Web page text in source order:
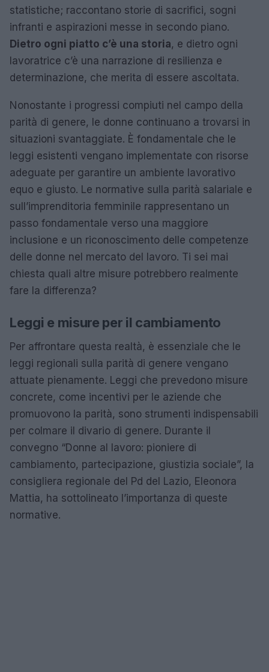
statistiche; raccontano storie di sacrifici, sogni
infranti e aspirazioni messe in secondo piano.
Dietro ogni piatto c’è una storia, e dietro ogni
lavoratrice c’è una narrazione di resilienza e
determinazione, che merita di essere ascoltata.
Nonostante i progressi compiuti nel campo della
parità di genere, le donne continuano a trovarsi in
situazioni svantaggiate. È fondamentale che le
leggi esistenti vengano implementate con risorse
adeguate per garantire un ambiente lavorativo
equo e giusto. Le normative sulla parità salariale e
sull’imprenditoria femminile rappresentano un
passo fondamentale verso una maggiore
inclusione e un riconoscimento delle competenze
delle donne nel mercato del lavoro. Ti sei mai
chiesta quali altre misure potrebbero realmente
fare la differenza?
Leggi e misure per il cambiamento
Per affrontare questa realtà, è essenziale che le
leggi regionali sulla parità di genere vengano
attuate pienamente. Leggi che prevedono misure
concrete, come incentivi per le aziende che
promuovono la parità, sono strumenti indispensabili
per colmare il divario di genere. Durante il
convegno “Donne al lavoro: pioniere di
cambiamento, partecipazione, giustizia sociale”, la
consigliera regionale del Pd del Lazio, Eleonora
Mattia, ha sottolineato l’importanza di queste
normative.